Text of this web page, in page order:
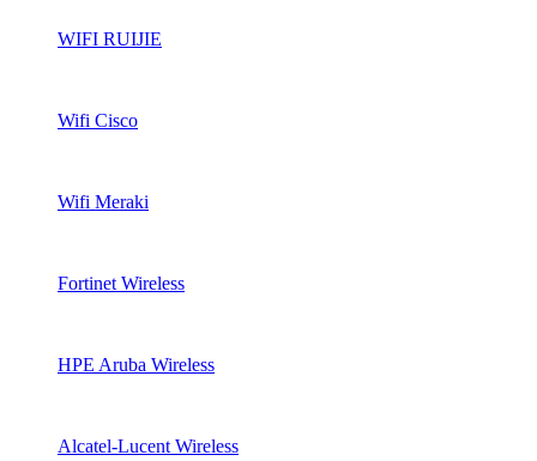
WIFI RUIJIE
Wifi Cisco
Wifi Meraki
Fortinet Wireless
HPE Aruba Wireless
Alcatel-Lucent Wireless